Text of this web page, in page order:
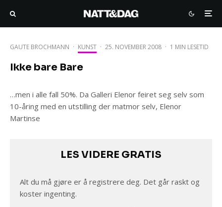
GAUTE BROCHMANN · KUNST · 25. NOVEMBER 2008 · 1 MIN LESETID
Ikke bare Bare
…men i alle fall 50%. Da Galleri Elenor feiret seg selv som
10-åring med en utstilling der matmor selv, Elenor
Martinse
LES VIDERE GRATIS
Alt du må gjøre er å registrere deg. Det går raskt og
koster ingenting.